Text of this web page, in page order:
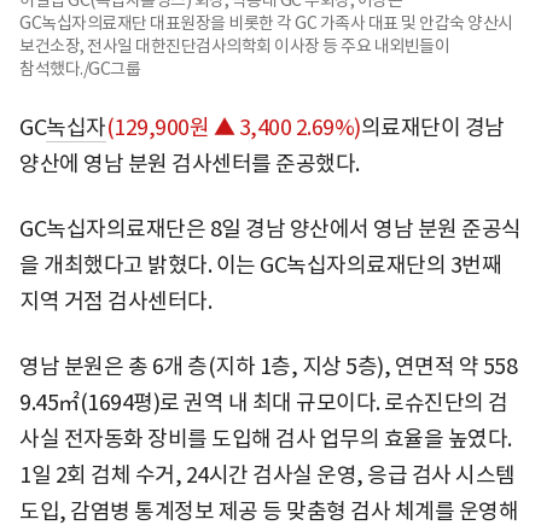
GC녹십자의료재단 대표원장을 비롯한 각 GC 가족사 대표 및 안갑숙 양산시
보건소장, 전사일 대한진단검사의학회 이사장 등 주요 내외빈들이
참석했다./GC그룹
GC녹십자(129,900원 ▲ 3,400 2.69%)의료재단이 경남
양산에 영남 분원 검사센터를 준공했다.
GC녹십자의료재단은 8일 경남 양산에서 영남 분원 준공식
을 개최했다고 밝혔다. 이는 GC녹십자의료재단의 3번째
지역 거점 검사센터다.
영남 분원은 총 6개 층(지하 1층, 지상 5층), 연면적 약 558
9.45㎡(1694평)로 권역 내 최대 규모이다. 로슈진단의 검
사실 전자동화 장비를 도입해 검사 업무의 효율을 높였다.
1일 2회 검체 수거, 24시간 검사실 운영, 응급 검사 시스템
도입, 감염병 통계정보 제공 등 맞춤형 검사 체계를 운영해